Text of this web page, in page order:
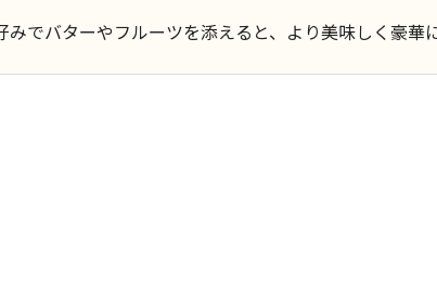
みでバターやフルーツを添えると、より美味しく豪華